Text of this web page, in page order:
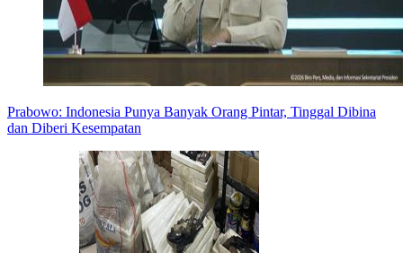
Prabowo: Indonesia Punya Banyak Orang Pintar, Tinggal Dibina
dan Diberi Kesempatan